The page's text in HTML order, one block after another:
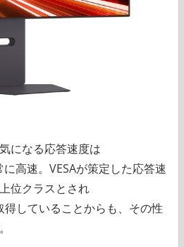
になる応答速度は
高速。VESAが策定した応答速
位クラスとされ
得していることからも、その性